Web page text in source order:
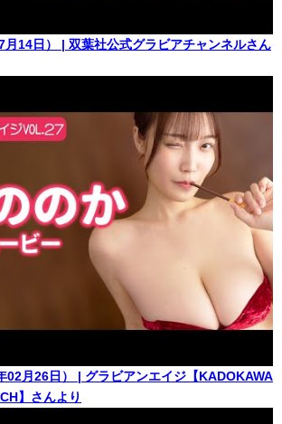
月14日） | 双葉社公式グラビアチャンネルさん
02月26日） | グラビアンエイジ【KADOKAWA
】さんより